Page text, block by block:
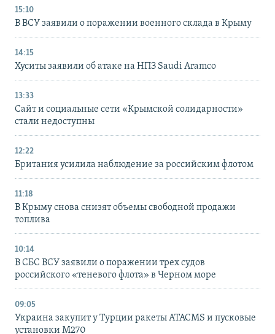
15:10
В ВСУ заявили о поражении военного склада в Крыму
14:15
Хуситы заявили об атаке на НПЗ Saudi Aramco
13:33
Сайт и социальные сети «Крымской солидарности»
стали недоступны
12:22
Британия усилила наблюдение за российским флотом
11:18
В Крыму снова снизят объемы свободной продажи
топлива
10:14
В СБС ВСУ заявили о поражении трех судов
российского «теневого флота» в Черном море
09:05
Украина закупит у Турции ракеты ATACMS и пусковые
установки M270